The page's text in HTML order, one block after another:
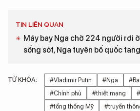
TIN LIÊN QUAN
Máy bay Nga chở 224 người rơi
sống sót, Nga tuyên bố quốc
TỪ KHÓA: #Vladimir Putin #Nga
#Chính phủ
#thiệt mạng
#tổng thống Mỹ
#truyền